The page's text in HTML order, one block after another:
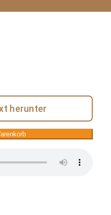
herunter